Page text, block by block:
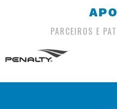
PARCEIROS E